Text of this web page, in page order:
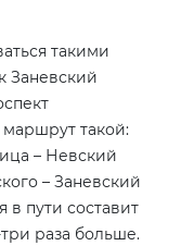
такими
Заневский
такой:
– Невский
– Заневский
в пути составит
раза больше.